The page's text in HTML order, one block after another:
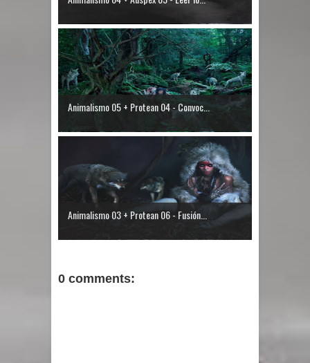
Animalismo 05 + Protean 04 - Convoc...
Animalismo 03 + Protean 06 - Fusión...
0 comments: